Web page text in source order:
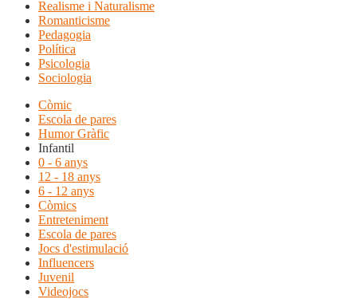
Realisme i Naturalisme
Romanticisme
Pedagogia
Política
Psicologia
Sociologia
Còmic
Escola de pares
Humor Gràfic
Infantil
0 - 6 anys
12 - 18 anys
6 - 12 anys
Còmics
Entreteniment
Escola de pares
Jocs d'estimulació
Influencers
Juvenil
Videojocs